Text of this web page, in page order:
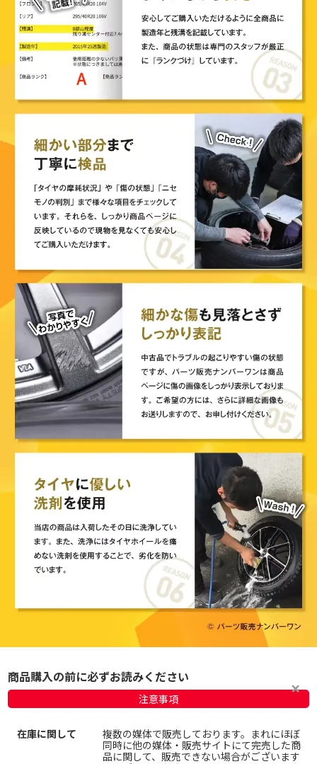
商品購入の前に必ずお読みください
注意事項
在庫に関して
複数の媒体で販売しております。まれにほぼ
同時に他の媒体・販売サイトにて完売した商
品に関して、販売できない場合がございます